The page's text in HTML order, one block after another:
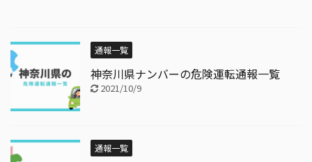
通報一覧
神奈川県ナンバーの危険運転通報一覧
2021/10/9
通報一覧